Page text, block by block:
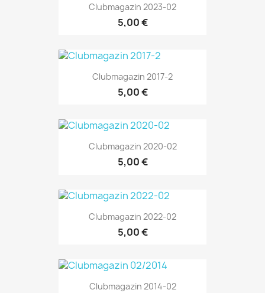
Clubmagazin 2023-02
5,00 €
Clubmagazin 2017-2
5,00 €
Clubmagazin 2020-02
5,00 €
Clubmagazin 2022-02
5,00 €
Clubmagazin 2014-02